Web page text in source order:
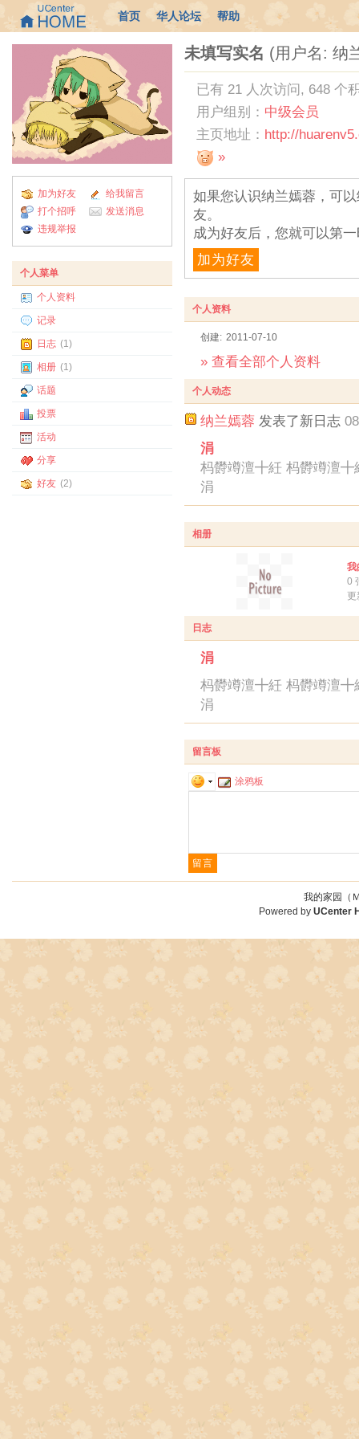
首页 华人论坛 帮助
加为好友
给我留言
打个招呼
发送消息
违规举报
个人菜单
个人资料
记录
日志 (1)
相册 (1)
话题
投票
活动
分享
好友 (2)
未填写实名 (用户名: 纳
已有 21 人次访问, 648 个
用户组别： 中级会员
主页地址： http://
»
如果您认识纳兰嫣蓉，可
友。
成为好友后，您就可以第
加为好友
个人资料
创建: 2011-07-10
» 查看全部个人资料
个人动态
纳兰嫣蓉 发表了新日志
涓
杩欎竴澶╋紝 杩欎竴澶╋
涓
相册
我
0
更
日志
涓
杩欎竴澶╋紝 杩欎竴澶╋
涓
留言板
涂鸦板
我的家园（
Powered byUCenter